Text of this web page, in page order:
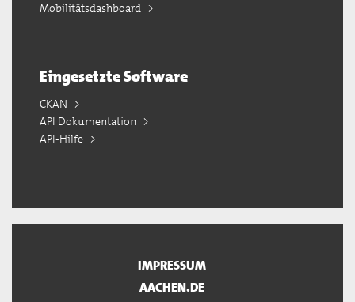
Mobilitätsdashboard
Eingesetzte Software
CKAN
API Dokumentation
API-Hilfe
IMPRESSUM
AACHEN.DE